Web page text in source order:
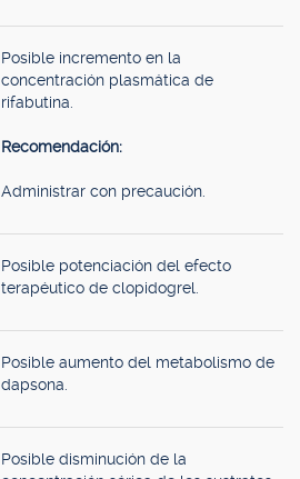
Posible incremento en la
concentración plasmática de
rifabutina.
Recomendación:
Administrar con precaución.
Posible potenciación del efecto
terapéutico de clopidogrel.
Posible aumento del metabolismo de
dapsona.
Posible disminución de la